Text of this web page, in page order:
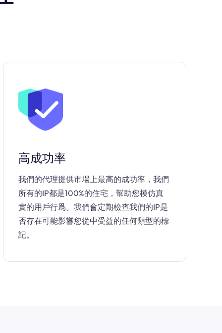
高成功率
我們的代理提供市場上最高的成功率，我們
所有的IP都是100%的住宅，幫助您模仿真
實的用戶行爲。我們會定期檢查我們的IP是
否存在可能影響您從中受益的任何類型的標
記。